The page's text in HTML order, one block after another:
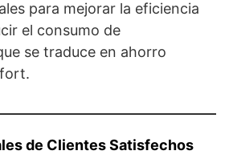
para mejorar la eficiencia
el consumo de
se traduce en ahorro
de Clientes Satisfechos